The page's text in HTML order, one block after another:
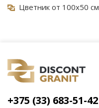
Цветник от 100х50 см
+375 (33) 683-51-42